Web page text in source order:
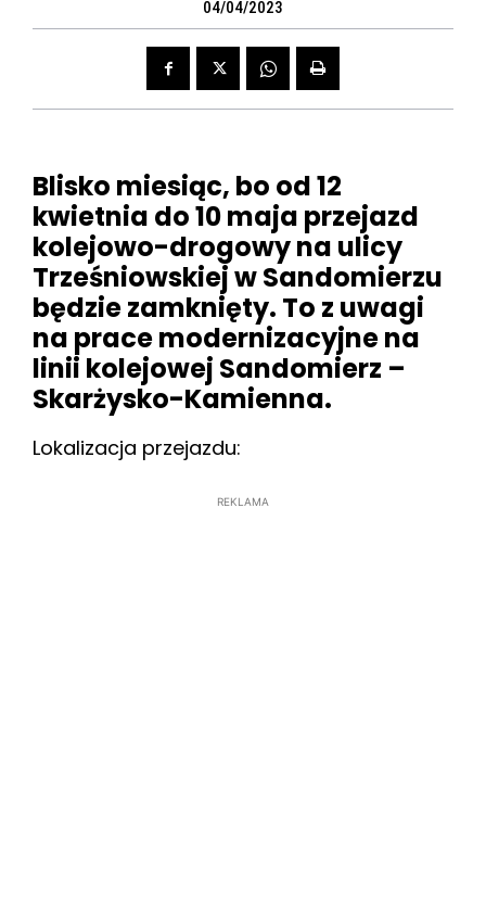
04/04/2023
Blisko miesiąc, bo od 12
kwietnia do 10 maja przejazd
kolejowo-drogowy na ulicy
Trześniowskiej w Sandomierzu
będzie zamknięty. To z uwagi
na prace modernizacyjne na
linii kolejowej Sandomierz –
Skarżysko-Kamienna.
Lokalizacja przejazdu:
REKLAMA